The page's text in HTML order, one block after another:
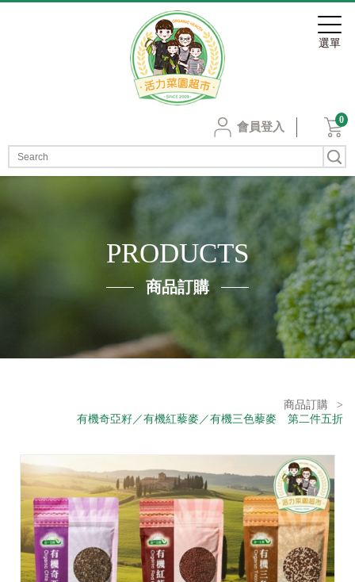
會員登入
0
PRODUCTS
商品訂購
商品訂購
>
有機奇亞籽／有機紅藜麥／有機三色藜麥 第二件五折